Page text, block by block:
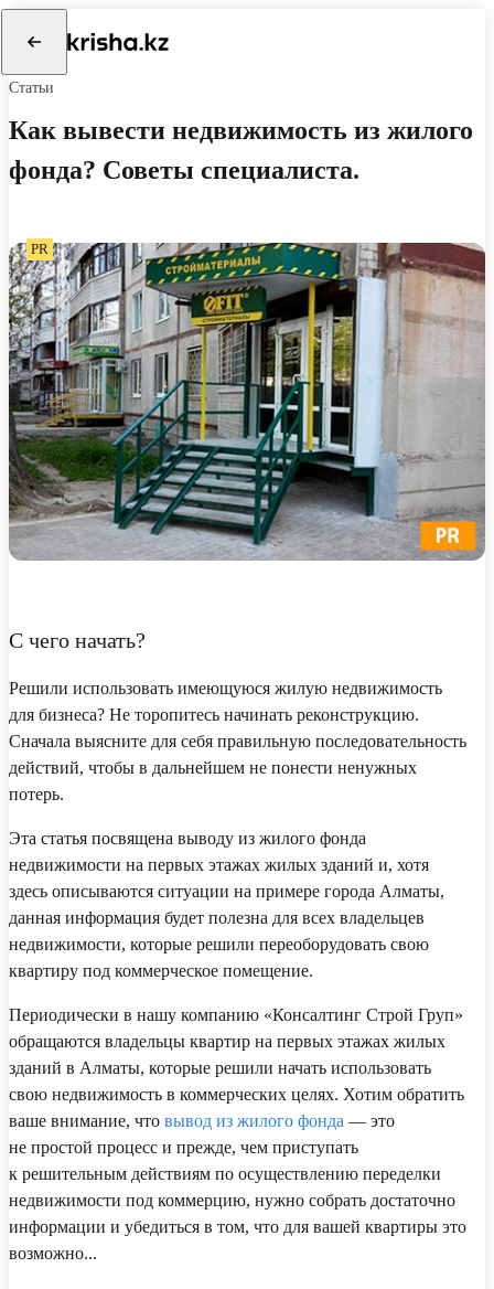
Статьи
Как вывести недвижимость из жилого
фонда? Советы специалиста.
PR
С чего начать?
Решили использовать имеющуюся жилую недвижимость
для бизнеса? Не торопитесь начинать реконструкцию.
Сначала выясните для себя правильную последовательность
действий, чтобы в дальнейшем не понести ненужных
потерь.
Эта статья посвящена выводу из жилого фонда
недвижимости на первых этажах жилых зданий и, хотя
здесь описываются ситуации на примере города Алматы,
данная информация будет полезна для всех владельцев
недвижимости, которые решили переоборудовать свою
квартиру под коммерческое помещение.
Периодически в нашу компанию «Консалтинг Строй Груп»
обращаются владельцы квартир на первых этажах жилых
зданий в Алматы, которые решили начать использовать
свою недвижимость в коммерческих целях. Хотим обратить
ваше внимание, что вывод из жилого фонда — это
не простой процесс и прежде, чем приступать
к решительным действиям по осуществлению переделки
недвижимости под коммерцию, нужно собрать достаточно
информации и убедиться в том, что для вашей квартиры это
возможно...